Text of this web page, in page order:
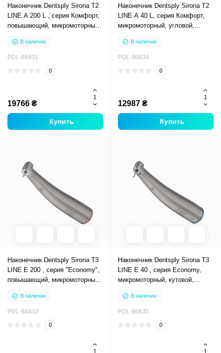
Наконечник Dentsply Sirona T2
LINE A 200 L , серия Комфорт,
повышающий, микромоторный,
1:5, красное маркирование
В наличии
PDL-86831
0
19766 ₴
Купить
Наконечник Dentsply Sirona T2
LINE A 40 L, серия Комфорт,
микромоторный, угловой,
маркирование, для
инструментов WB (D-2,35мм)
В наличии
PDL-86834
0
12987 ₴
Купить
Наконечник Dentsply Sirona T3
LINE E 200 , серия "Economy",
повышающий, микромоторный,
красная маркировка, для
инструментов FG (D-1,6м)
В наличии
PDL-86832
0
Наконечник Dentsply Sirona T3
LINE E 40 , серия Economy,
микромоторный, кутовой,
маркировка, для инструментов
WB (D-2,35мм)
В наличии
PDL-86835
0